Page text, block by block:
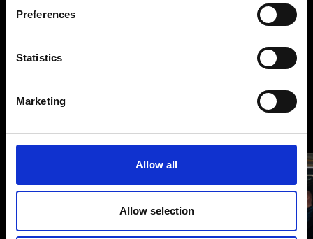
Preferences
Statistics
Marketing
Allow all
Allow selection
Werken bij,
Reijnders